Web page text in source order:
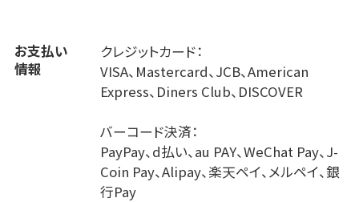
お支払い
情報
クレジットカード：
VISA、Mastercard、JCB、American
Express、Diners Club、DISCOVER
バーコード決済：
PayPay、d払い、au PAY、WeChat Pay、J-
Coin Pay、Alipay、楽天ペイ、メルペイ、銀
行Pay